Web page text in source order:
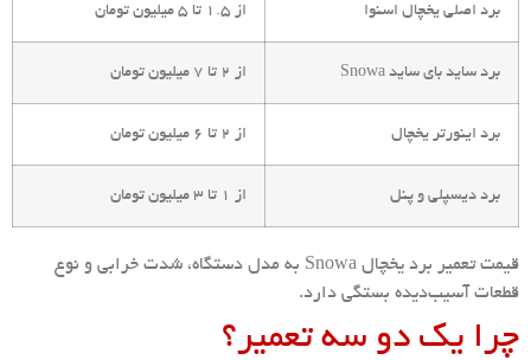
برد اصلی یخچال اسنوا از 1.5 تا 5 میلیون تومان
برد ساید بای ساید Snowa از 2 تا 7 میلیون تومان
برد اینورتر یخچال از 2 تا 6 میلیون تومان
برد دیسپلی و پنل از 1 تا 3 میلیون تومان
قیمت تعمیر برد یخچال Snowa به مدل دستگاه، شدت خرابی و نوع
قطعات آسیب‌دیده بستگی دارد.
چرا یک دو سه تعمیر؟